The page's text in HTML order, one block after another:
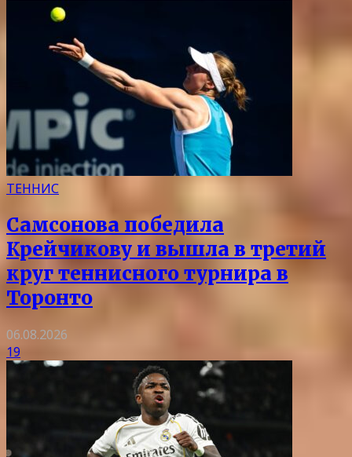
ТЕННИС
Самсонова победила
Крейчикову и вышла в третий
круг теннисного турнира в
Торонто
06.08.2026
19